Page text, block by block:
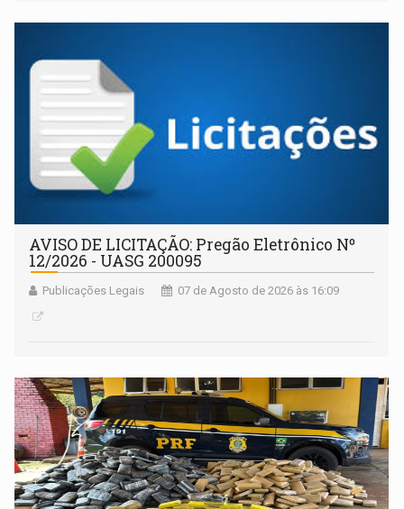
AVISO DE LICITAÇÃO: Pregão Eletrônico Nº
12/2026 - UASG 200095
Publicações Legais 07 de Agosto de 2026 às 16:09